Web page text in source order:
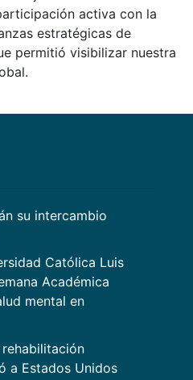
activa con la
estratégicas de
permitió visibilizar nuestra
su intercambio
Católica Luis
Académica
mental en
a Estados Unidos